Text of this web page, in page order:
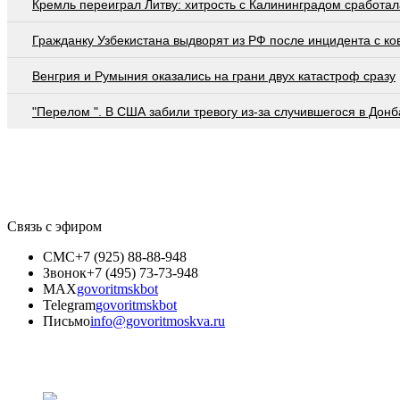
Кремль переиграл Литву: хитрость с Калининградом
Гражданку Узбекистана выдворят из РФ после инцидента с
Венгрия и Румыния оказались на грани двух катастроф сразу
"Перелом ". В США забили тревогу из-за случившегося в
Связь с эфиром
СМС+7 (925) 88-88-948
Звонок+7 (495) 73-73-948
MAXgovoritmskbot
Telegramgovoritmskbot
Письмоinfo@govoritmoskva.ru